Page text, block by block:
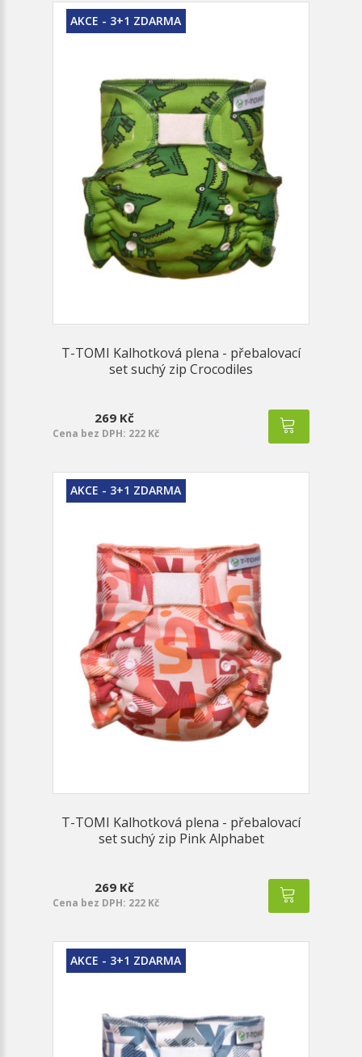
AKCE - 3+1 ZDARMA
T-TOMI Kalhotková plena - přebalovací
set suchý zip Crocodiles
269 Kč
Cena bez DPH: 222 Kč
AKCE - 3+1 ZDARMA
T-TOMI Kalhotková plena - přebalovací
set suchý zip Pink Alphabet
269 Kč
Cena bez DPH: 222 Kč
AKCE - 3+1 ZDARMA